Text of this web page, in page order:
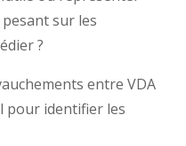
sur les
?
entre VDA
pour identifier les